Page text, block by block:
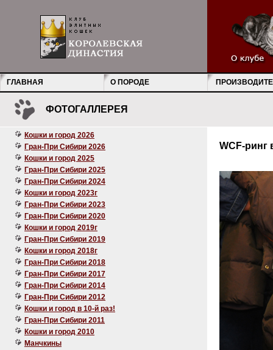
ГЛАВНАЯ О ПОРОДЕ
ФОТОГАЛЛЕРЕЯ
Кошки и город 2026
Гран-При Сибири 2026
Кошки и город 2025
Гран-При Сибири 2025
Гран-При Сибири 2024
Кошки и город 2023г
Гран-При Сибири 2023
Гран-При Сибири 2020
Кошки и город 2019г
Гран-При Сибири 2019
Кошки и город 2018г
Гран-При Сибири 2018
Гран-При Сибири 2017
Гран-При Сибири 2014
Гран-При Сибири 2012
Кошки и город в 10-й раз!
Гран-При Сибири 2011
Кошки и город 2010
Манчкины
WCF-ринг